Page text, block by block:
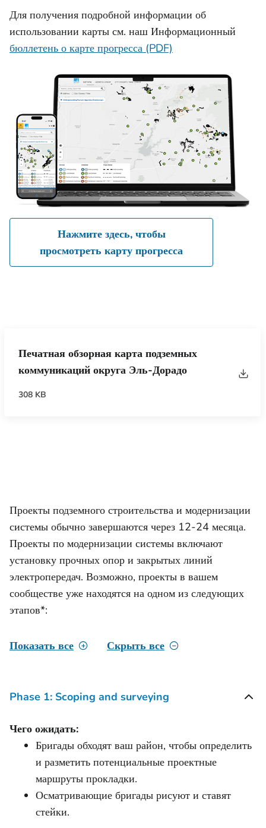
Для получения подробной информации об
использовании карты см. наш Информационный
бюллетень о карте прогресса (PDF)
Нажмите здесь, чтобы
просмотреть карту прогресса
Печатная обзорная карта подземных
коммуникаций округа Эль-Дорадо
308 KB
Проекты подземного строительства и модернизации
системы обычно завершаются через 12-24 месяца.
Проекты по модернизации системы включают
установку прочных опор и закрытых линий
электропередач. Возможно, проекты в вашем
сообществе уже находятся на одном из следующих
этапов*:
Показать все Скрыть все
Phase 1: Scoping and surveying
Чего ожидать:
Бригады обходят ваш район, чтобы определить
и разметить потенциальные проектные
маршруты прокладки.
Осматривающие бригады рисуют и ставят
стейки.